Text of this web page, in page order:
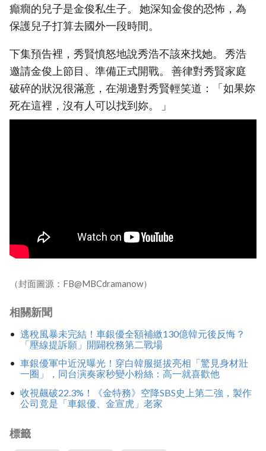
癲癇的兒子是金俊私生子。 她深知金俊的恐怖，為
保護兒子打算去國外一段時間。
下集預告裡，秀賢憤怒地說秀浩不該來找她。 秀浩
邀請金俊上節目、準備正式開戰。 善律對秀賢家庭
破碎的狀況很滿意，在湖邊對秀賢輕笑道：「如果妳
死在這裡，沒有人可以找到妳。 」
（封面圖源：FB@MBCdramanow）
相關新聞
逃稅風暴未完結！車銀優全額補繳130億韓元後反悔？
「壓線提訴願」開闢稅務第二戰場
車銀優軍中近況曝光！穿白韓服挺拔亮相「驚見身材壯
一圈」，同台演奏家秒變小粉絲：高一就喜歡他
收視飆破22.3%！《金特務》空降SBS史上第二強，製作
公司竟是「車銀優、金宣虎」老家
標籤